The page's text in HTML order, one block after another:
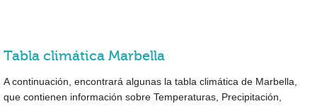
Tabla climática Marbella
A continuación, encontrará algunas la tabla climática de Marbella,
que contienen información sobre Temperaturas, Precipitación,